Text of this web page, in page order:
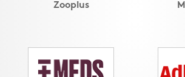
Zooplus